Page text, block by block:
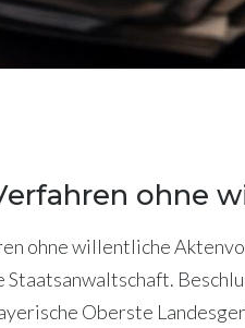
ohne
ohne willentliche
Oberste